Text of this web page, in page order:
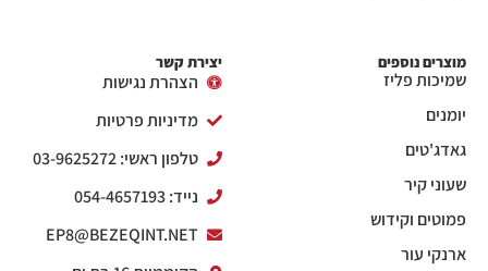
מוצרים נוספים
שמיכות פליז
יומנים
גאדג'טים
שעוני קיר
פמוטים וקידוש
ארנקי עור
יצירת קשר
הצהרת נגישות
מדיניות פרטיות
טלפון ראשי: 03-9625272
נייד: 054-4657193
EP8@BEZEQINT.NET